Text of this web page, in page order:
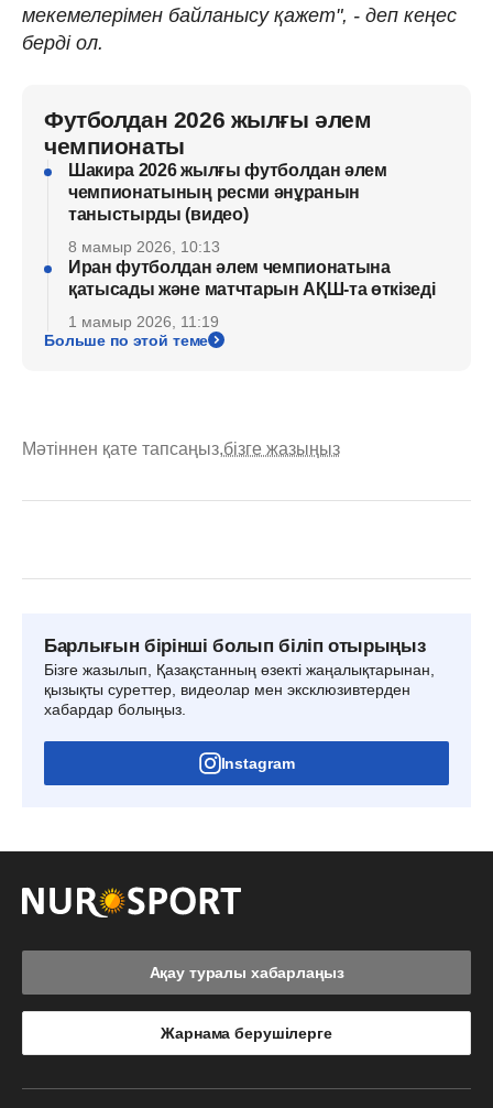
мекемелерімен байланысу қажет", - деп кеңес
берді ол.
Футболдан 2026 жылғы әлем
чемпионаты
Шакира 2026 жылғы футболдан әлем
чемпионатының ресми әнұранын
таныстырды (видео)
8 мамыр 2026, 10:13
Иран футболдан әлем чемпионатына
қатысады және матчтарын АҚШ-та өткізеді
1 мамыр 2026, 11:19
Больше по этой теме
Мәтіннен қате тапсаңыз,бізге жазыңыз
Барлығын бірінші болып біліп отырыңыз
Бізге жазылып, Қазақстанның өзекті жаңалықтарынан,
қызықты суреттер, видеолар мен эксклюзивтерден
хабардар болыңыз.
Instagram
Ақау туралы хабарлаңыз
Жарнама берушілерге